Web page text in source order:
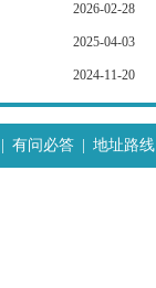
2026-02-28
2025-04-03
2024-11-20
有问必答 地址路线